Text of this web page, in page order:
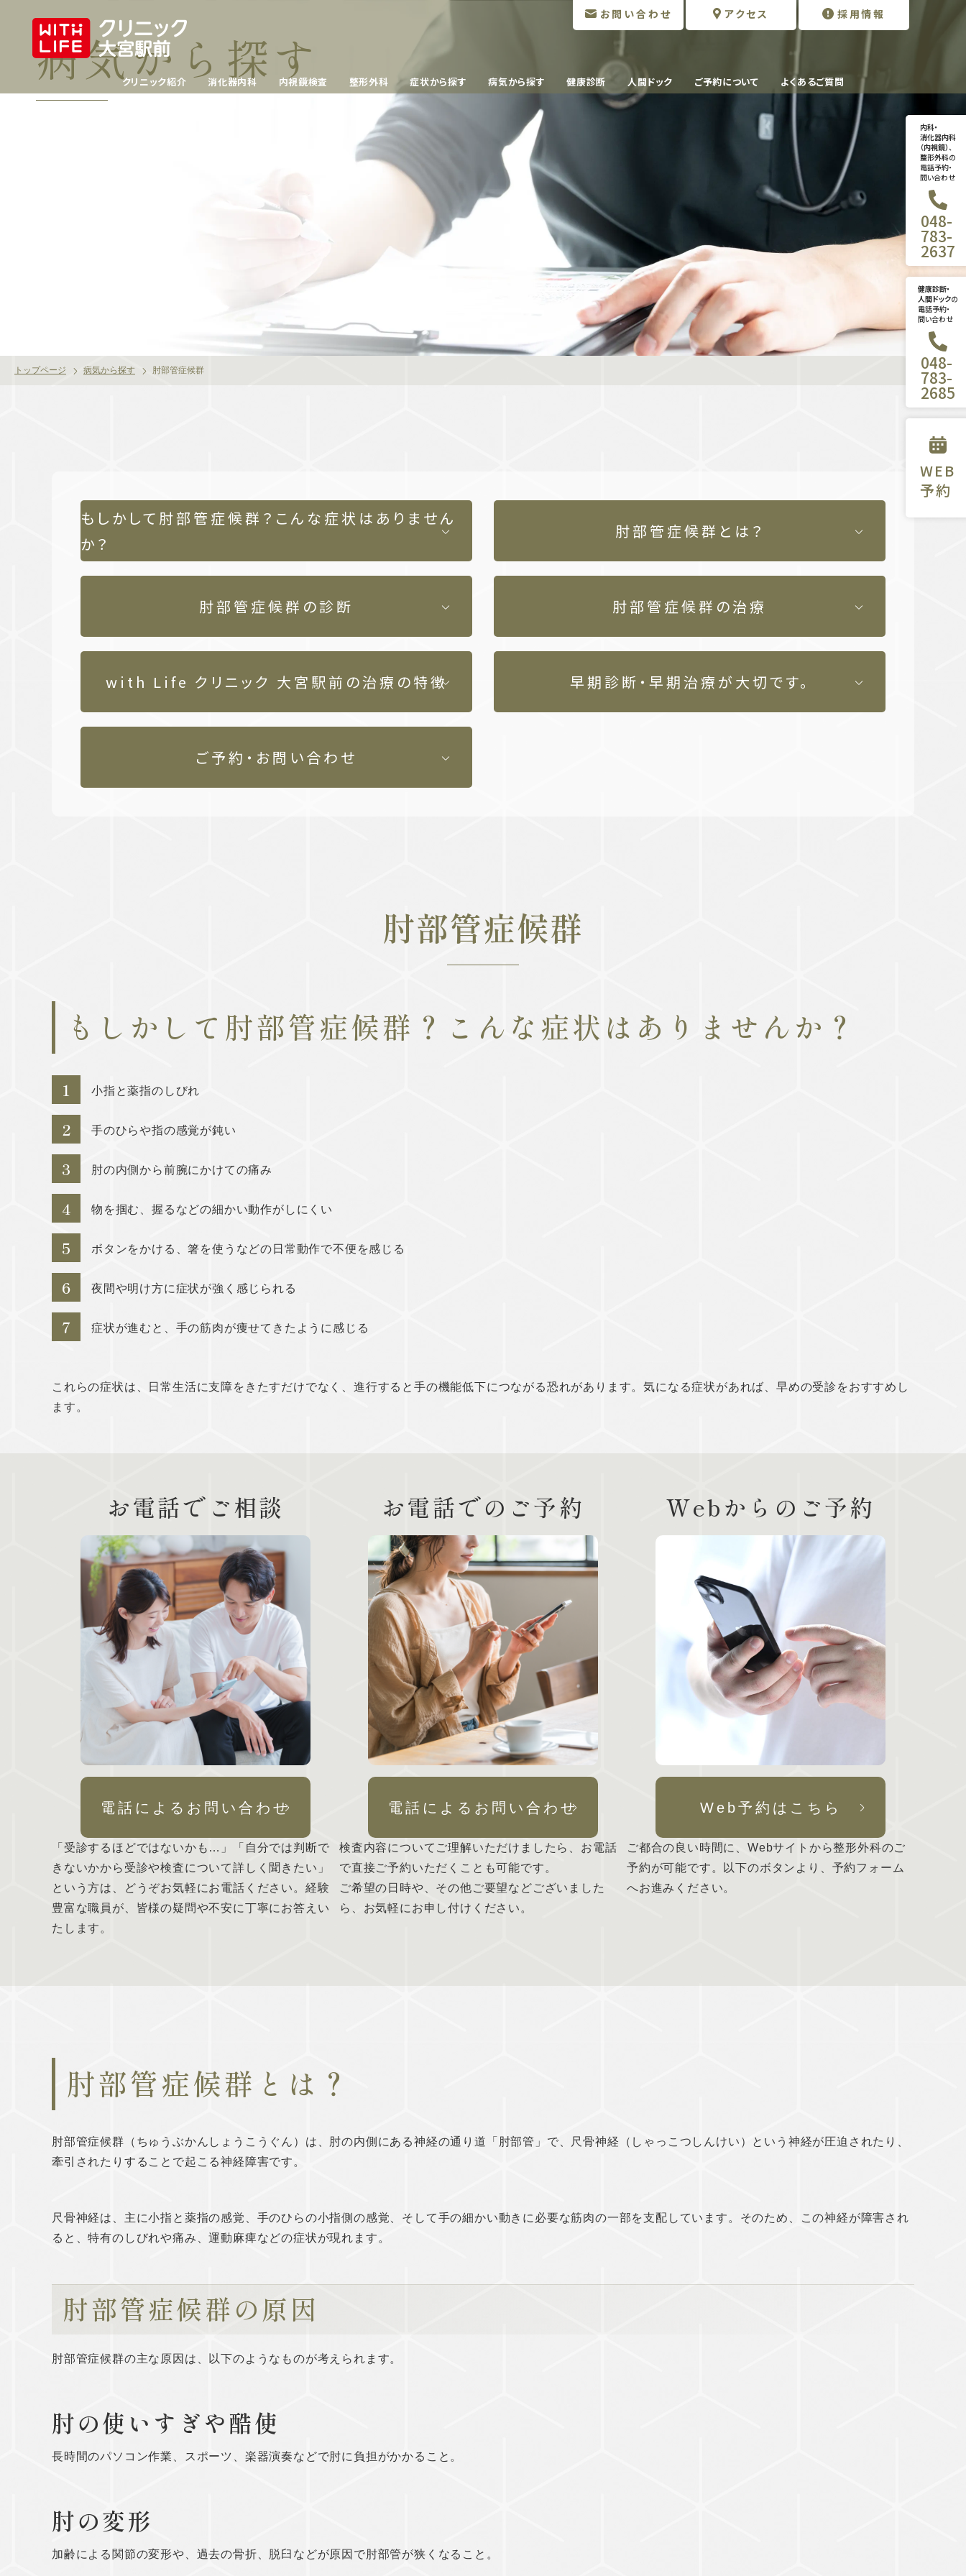
クリニック紹介 消化器内科 内視鏡検査 整形外科 症状から探す 病気から探す 健康診断 人間ドック ご予約について よくあるご質問
お問い合わせ アクセス 採用情報
病気から探す
トップページ 病気から探す 肘部管症候群
もしかして肘部管症候群？こんな症状はありません
か？
肘部管症候群とは？
肘部管症候群の診断 肘部管症候群の治療
with Life クリニック 大宮駅前の治療の特徴 早期診断・早期治療が大切です。
ご予約・お問い合わせ
肘部管症候群
もしかして肘部管症候群？こんな症状はありませんか？
1 小指と薬指のしびれ
2 手のひらや指の感覚が鈍い
3 肘の内側から前腕にかけての痛み
4 物を掴む、握るなどの細かい動作がしにくい
5 ボタンをかける、箸を使うなどの日常動作で不便を感じる
6 夜間や明け方に症状が強く感じられる
7 症状が進むと、手の筋肉が痩せてきたように感じる
これらの症状は、日常生活に支障をきたすだけでなく、進行すると手の機能低下につながる恐れがあります。気になる症状があれば、早めの受診をおすすめし
ます。
お電話でご相談
電話によるお問い合わせ
「受診するほどではないかも…」「自分では判断で
きないかから受診や検査について詳しく聞きたい」
という方は、どうぞお気軽にお電話ください。経験
豊富な職員が、皆様の疑問や不安に丁寧にお答えい
たします。
お電話でのご予約
電話によるお問い合わせ
検査内容についてご理解いただけましたら、お電話
で直接ご予約いただくことも可能です。
ご希望の日時や、その他ご要望などございました
ら、お気軽にお申し付けください。
Webからのご予約
Web予約はこちら
ご都合の良い時間に、Webサイトから整形外科のご
予約が可能です。以下のボタンより、予約フォーム
へお進みください。
肘部管症候群とは？
肘部管症候群（ちゅうぶかんしょうこうぐん）は、肘の内側にある神経の通り道「肘部管」で、尺骨神経（しゃっこつしんけい）という神経が圧迫されたり、
牽引されたりすることで起こる神経障害です。
尺骨神経は、主に小指と薬指の感覚、手のひらの小指側の感覚、そして手の細かい動きに必要な筋肉の一部を支配しています。そのため、この神経が障害され
ると、特有のしびれや痛み、運動麻痺などの症状が現れます。
肘部管症候群の原因
肘部管症候群の主な原因は、以下のようなものが考えられます。
肘の使いすぎや酷使
長時間のパソコン作業、スポーツ、楽器演奏などで肘に負担がかかること。
肘の変形
加齢による関節の変形や、過去の骨折、脱臼などが原因で肘部管が狭くなること。
内科・
消化器内科
（内視鏡）、
整形外科の
電話予約・
問い合わせ
048-
783-
2637
健康診断・
人間ドックの
電話予約・
問い合わせ
048-
783-
2685
WEB
予約